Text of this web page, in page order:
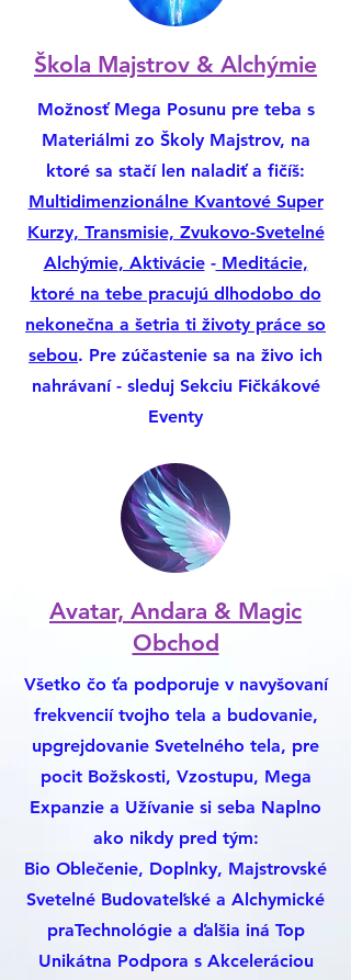
​Škola Majstrov & Alchýmie
Možnosť Mega Posunu pre teba s
Materiálmi zo Školy Majstrov, na
ktoré sa stačí len naladiť a fičíš:
Multidimenzionálne Kvantové Super
Kurzy, Transmisie, Zvukovo-Svetelné
Alchýmie, Aktivácie-Meditácie,
ktoré na tebe pracujú dlhodobo do
nekonečna a šetria ti životy práce so
sebou. Pre zúčastenie sa na živo ich
nahrávaní - sleduj Sekciu Fičkákové
Eventy
Avatar, Andara & Magic
Obchod
Všetko čo ťa podporuje v navyšovaní
frekvencií tvojho tela a budovanie,
upgrejdovanie Svetelného tela, pre
pocit Božskosti, Vzostupu, Mega
Expanzie a Užívanie si seba Naplno
ako nikdy pred tým:
Bio Oblečenie, Doplnky, Majstrovské
Svetelné Budovateľské a Alchymické
praTechnológie a ďalšia iná Top
Unikátna Podpora s Akceleráciou